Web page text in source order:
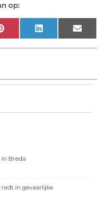
op:
Pinterest LinkedIn Email
Breda
in gevaarlijke